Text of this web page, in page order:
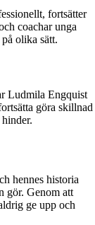
fortsätter
coachar unga
olika sätt.
Ludmila Engquist
göra skillnad
hennes historia
gör. Genom att
ge upp och